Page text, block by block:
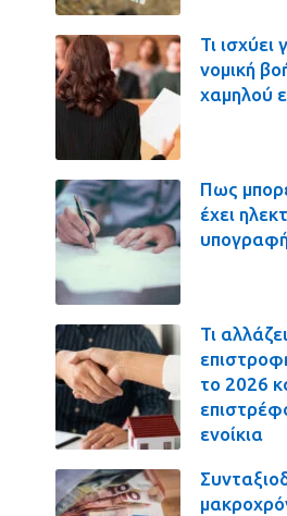
Τι
νομική
χαμηλού
Πως
έχει
Τι
το 2026
ενοίκια